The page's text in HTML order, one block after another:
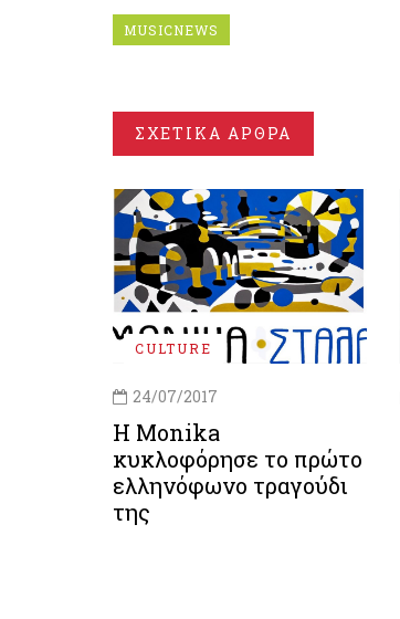
MUSICNEWS
ΣΧΕΤΙΚΑ ΑΡΘΡΑ
CULTURE
24/07/2017
Η Monika
κυκλοφόρησε το πρώτο
ελληνόφωνο τραγούδι
της